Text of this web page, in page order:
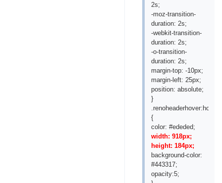
2s;
-moz-transition-
duration: 2s;
-webkit-transition-
duration: 2s;
-o-transition-
duration: 2s;
margin-top: -10px;
margin-left: 25px;
position: absolute;
}
.renoheaderhover:hover
{
color: #ededed;
width: 918px;
height: 184px;
background-color:
#443317;
opacity:5;